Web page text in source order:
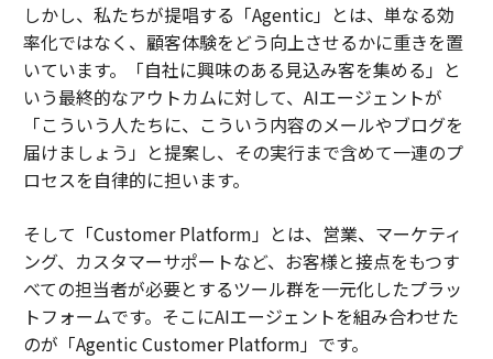
しかし、私たちが提唱する「Agentic」とは、単なる効
率化ではなく、顧客体験をどう向上させるかに重きを置
いています。「自社に興味のある見込み客を集める」と
いう最終的なアウトカムに対して、AIエージェントが
「こういう人たちに、こういう内容のメールやブログを
届けましょう」と提案し、その実行まで含めて一連のプ
ロセスを自律的に担います。
そして「Customer Platform」とは、営業、マーケティ
ング、カスタマーサポートなど、お客様と接点をもつす
べての担当者が必要とするツール群を一元化したプラッ
トフォームです。そこにAIエージェントを組み合わせた
のが「Agentic Customer Platform」です。